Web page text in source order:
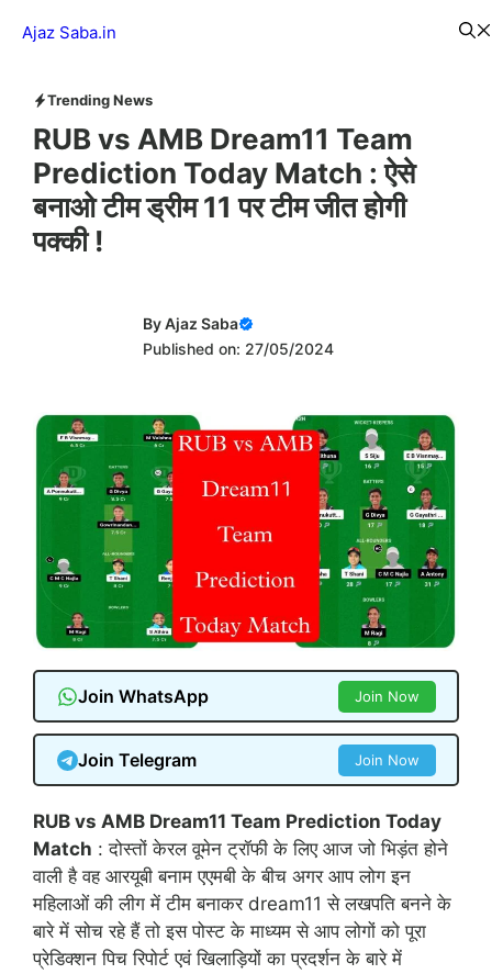
Ajaz Saba.in
Trending News
RUB vs AMB Dream11 Team
Prediction Today Match : ऐसे
बनाओ टीम ड्रीम 11 पर टीम जीत होगी
पक्की !
ByAjaz Saba
Published on: 27/05/2024
Join WhatsApp Join Now
Join Telegram Join Now
RUB vs AMB Dream11 Team Prediction Today
Match : दोस्तों केरल वूमेन ट्रॉफी के लिए आज जो भिड़ंत होने
वाली है वह आरयूबी बनाम एएमबी के बीच अगर आप लोग इन
महिलाओं की लीग में टीम बनाकर dream11 से लखपति बनने के
बारे में सोच रहे हैं तो इस पोस्ट के माध्यम से आप लोगों को पूरा
प्रेडिक्शन पिच रिपोर्ट एवं खिलाड़ियों का प्रदर्शन के बारे में